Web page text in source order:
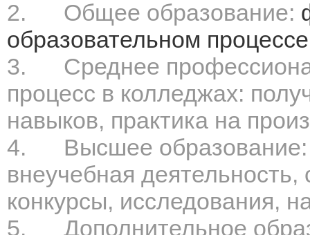
2.
Общее образование:
образовательном
3.
Среднее
процесс в колледжах:
навыков, практика на
4.
Высшее
внеучебная деятельность,
конкурсы, исследования,
5.
Дополнительное